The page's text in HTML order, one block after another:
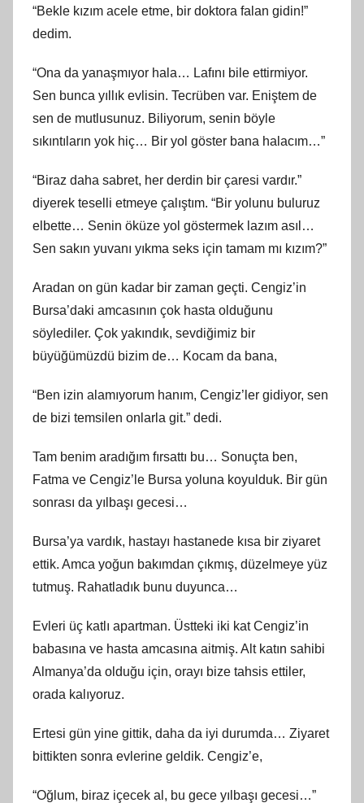
“Bekle kızım acele etme, bir doktora falan gidin!”
dedim.
“Ona da yanaşmıyor hala… Lafını bile ettirmiyor.
Sen bunca yıllık evlisin. Tecrüben var. Eniştem de
sen de mutlusunuz. Biliyorum, senin böyle
sıkıntıların yok hiç… Bir yol göster bana halacım…”
“Biraz daha sabret, her derdin bir çaresi vardır.”
diyerek teselli etmeye çalıştım. “Bir yolunu buluruz
elbette… Senin öküze yol göstermek lazım asıl…
Sen sakın yuvanı yıkma seks için tamam mı kızım?”
Aradan on gün kadar bir zaman geçti. Cengiz’in
Bursa’daki amcasının çok hasta olduğunu
söylediler. Çok yakındık, sevdiğimiz bir
büyüğümüzdü bizim de… Kocam da bana,
“Ben izin alamıyorum hanım, Cengiz’ler gidiyor, sen
de bizi temsilen onlarla git.” dedi.
Tam benim aradığım fırsattı bu… Sonuçta ben,
Fatma ve Cengiz’le Bursa yoluna koyulduk. Bir gün
sonrası da yılbaşı gecesi…
Bursa’ya vardık, hastayı hastanede kısa bir ziyaret
ettik. Amca yoğun bakımdan çıkmış, düzelmeye yüz
tutmuş. Rahatladık bunu duyunca…
Evleri üç katlı apartman. Üstteki iki kat Cengiz’in
babasına ve hasta amcasına aitmiş. Alt katın sahibi
Almanya’da olduğu için, orayı bize tahsis ettiler,
orada kalıyoruz.
Ertesi gün yine gittik, daha da iyi durumda… Ziyaret
bittikten sonra evlerine geldik. Cengiz’e,
“Oğlum, biraz içecek al, bu gece yılbaşı gecesi…”